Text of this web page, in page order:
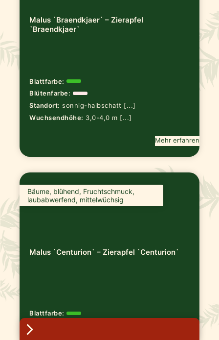
Malus `Braendkjaer` – Zierapfel
`Braendkjaer`
Blattfarbe:
Blütenfarbe:
Standort: sonnig-halbschatt [...]
Wuchsendhöhe: 3,0-4,0 m [...]
Mehr erfahren
Bäume, blühend, Fruchtschmuck,
laubabwerfend, mittelwüchsig
Malus `Centurion` – Zierapfel `Centurion`
Blattfarbe:
Blütenfarbe: